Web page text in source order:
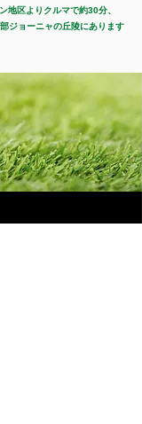
地区よりクルマで約30分、
ジョーニャの丘陵にあります